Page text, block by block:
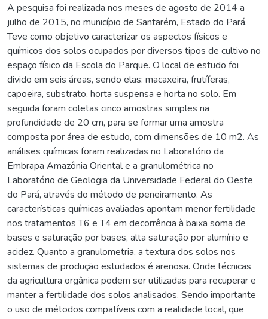
A pesquisa foi realizada nos meses de agosto de 2014 a
julho de 2015, no município de Santarém, Estado do Pará.
Teve como objetivo caracterizar os aspectos físicos e
químicos dos solos ocupados por diversos tipos de cultivo no
espaço físico da Escola do Parque. O local de estudo foi
divido em seis áreas, sendo elas: macaxeira, frutíferas,
capoeira, substrato, horta suspensa e horta no solo. Em
seguida foram coletas cinco amostras simples na
profundidade de 20 cm, para se formar uma amostra
composta por área de estudo, com dimensões de 10 m2. As
análises químicas foram realizadas no Laboratório da
Embrapa Amazônia Oriental e a granulométrica no
Laboratório de Geologia da Universidade Federal do Oeste
do Pará, através do método de peneiramento. As
características químicas avaliadas apontam menor fertilidade
nos tratamentos T6 e T4 em decorrência à baixa soma de
bases e saturação por bases, alta saturação por alumínio e
acidez. Quanto a granulometria, a textura dos solos nos
sistemas de produção estudados é arenosa. Onde técnicas
da agricultura orgânica podem ser utilizadas para recuperar e
manter a fertilidade dos solos analisados. Sendo importante
o uso de métodos compatíveis com a realidade local, que